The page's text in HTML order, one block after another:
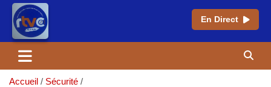
En Direct
contenu
Accueil
Sécurité